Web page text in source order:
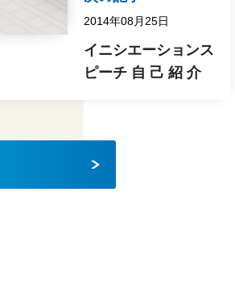
2014年08月25日
イニシエーションス
ピーチ 自 己 紹 介